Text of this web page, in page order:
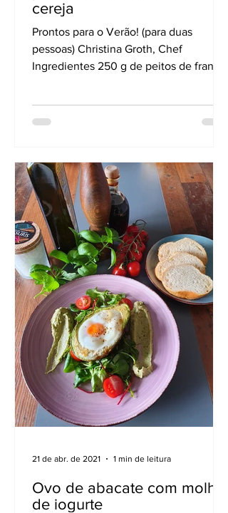
cereja
Prontos para o Verão! (para duas
pessoas) Christina Groth, Chef
Ingredientes 250 g de peitos de frango
Ovo de abacate com molho
de iogurte
21 de abr. de 2021 1 min de leitura